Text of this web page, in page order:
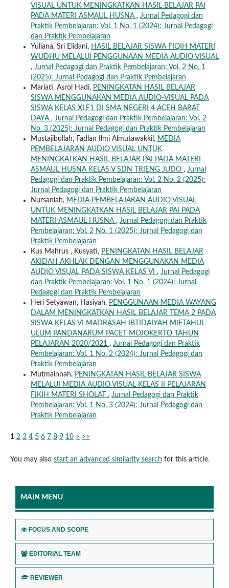
VISUAL UNTUK MENINGKATKAN HASIL BELAJAR PAI
PADA MATERI ASMAUL HUSNA , Jurnal Pedagogi dan
Praktik Pembelajaran: Vol. 1 No. 1 (2024): Jurnal Pedagogi
dan Praktik Pembelajaran
Yuliana, Sri Elidani, HASIL BELAJAR SISWA FIQIH MATERI
WUDHU MELALUI PENGGUNAAN MEDIA AUDIO VISUAL
, Jurnal Pedagogi dan Praktik Pembelajaran: Vol. 2 No. 1
(2025): Jurnal Pedagogi dan Praktik Pembelajaran
Mariati, Asrol Hadi, PENINGKATAN HASIL BELAJAR
SISWA MENGGUNAKAN MEDIA AUDIO-VISUAL PADA
SISWA KELAS XI.F1 DI SMA NEGERI 4 ACEH BARAT
DAYA , Jurnal Pedagogi dan Praktik Pembelajaran: Vol. 2
No. 3 (2025): Jurnal Pedagogi dan Praktik Pembelajaran
Mustajibullah, Fadlan Ilmi Almutawakkil, MEDIA
PEMBELAJARAN AUDIO VISUAL UNTUK
MENINGKATKAN HASIL BELAJAR PAI PADA MATERI
ASMAUL HUSNA KELAS V SDN TRIENG JUDO , Jurnal
Pedagogi dan Praktik Pembelajaran: Vol. 2 No. 2 (2025):
Jurnal Pedagogi dan Praktik Pembelajaran
Nursaniah, MEDIA PEMBELAJARAN AUDIO VISUAL
UNTUK MENINGKATKAN HASIL BELAJAR PAI PADA
MATERI ASMAUL HUSNA , Jurnal Pedagogi dan Praktik
Pembelajaran: Vol. 2 No. 1 (2025): Jurnal Pedagogi dan
Praktik Pembelajaran
Kus Mahrus , Kusyati, PENINGKATAN HASIL BELAJAR
AKIDAH AKHLAK DENGAN MENGGUNAKAN MEDIA
AUDIO VISUAL PADA SISWA KELAS VI , Jurnal Pedagogi
dan Praktik Pembelajaran: Vol. 1 No. 1 (2024): Jurnal
Pedagogi dan Praktik Pembelajaran
Heri Setyawan, Hasiyah, PENGGUNAAN MEDIA WAYANG
DALAM MENINGKATKAN HASIL BELAJAR TEMA 2 PADA
SISWA KELAS VI MADRASAH IBTIDAIYAH MIFTAHUL
ULUM PANDANARUM PACET MOJOKERTO TAHUN
PELAJARAN 2020/2021 , Jurnal Pedagogi dan Praktik
Pembelajaran: Vol. 1 No. 2 (2024): Jurnal Pedagogi dan
Praktik Pembelajaran
Mutmainnah, PENINGKATAN HASIL BELAJAR SISWA
MELALUI MEDIA AUDIO VISUAL KELAS II PELAJARAN
FIKIH MATERI SHOLAT , Jurnal Pedagogi dan Praktik
Pembelajaran: Vol. 1 No. 3 (2024): Jurnal Pedagogi dan
Praktik Pembelajaran
1 2 3 4 5 6 7 8 9 10 > >>
You may also start an advanced similarity search for this article.
MAIN MENU
FOCUS AND SCOPE
EDITORIAL TEAM
REVIEWER